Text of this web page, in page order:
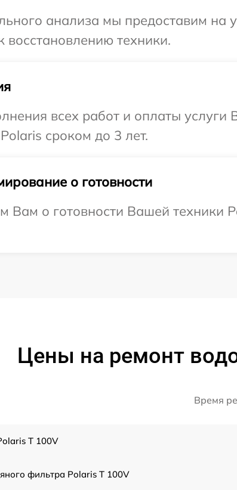
анализа мы предоставим на
восстановлению техники.
всех работ и оплаты
сроком до 3 лет.
о готовности
о готовности Вашей техники
Цены на ремонт
Время
T 100V
фильтра Polaris T 100V